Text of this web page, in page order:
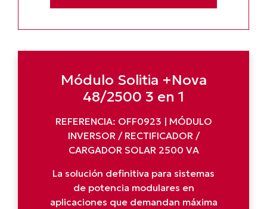
Módulo Solitia +Nova
48/2500 3 en 1
REFERENCIA: OFF0923 | MÓDULO
INVERSOR / RECTIFICADOR /
CARGADOR SOLAR 2500 VA
La solución definitiva para sistemas
de potencia modulares en
aplicaciones que demandan máxima